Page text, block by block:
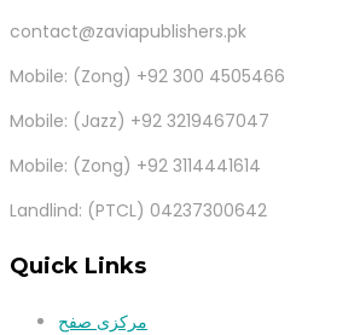
contact@zaviapublishers.pk
Mobile: (Zong) +92 300 4505466
Mobile: (Jazz) +92 3219467047
Mobile: (Zong) +92 3114441614
Landlind: (PTCL) 04237300642
Quick Links
مرکزی صفح